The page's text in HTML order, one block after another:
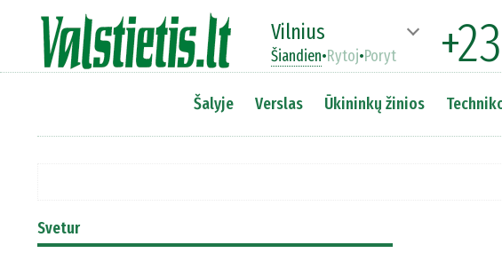
Vilnius
Šiandien•Rytoj•Poryt
Šalyje Verslas Ūkininkų žinios
Svetur